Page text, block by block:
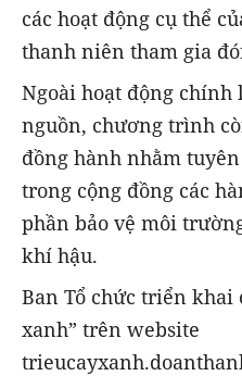
các hoạt động cụ thể
thanh niên tham gia
Ngoài hoạt động
nguồn, chương trình
đồng hành nhằm
trong cộng đồng các
phần bảo vệ môi
khí hậu.
Ban Tổ chức triển khai
xanh” trên website